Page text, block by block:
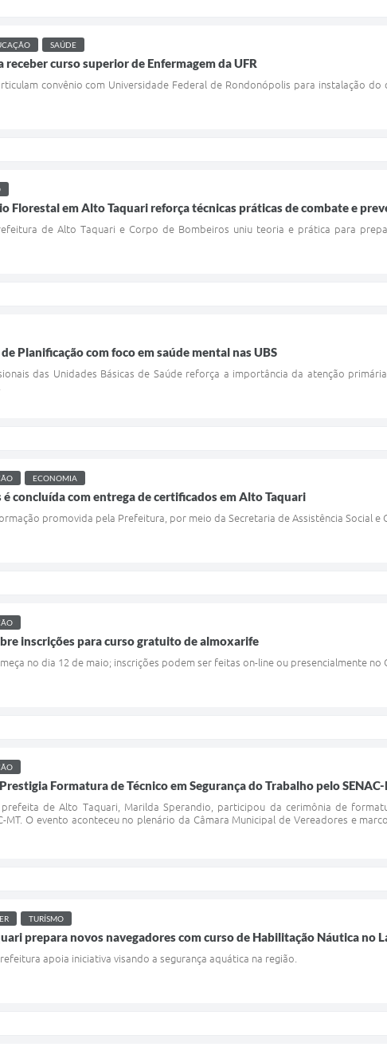
SAÚDE
curso superior de Enfermagem da UFR
convênio com Universidade Federal de Rondonópolis para instalação
Florestal em Alto Taquari reforça técnicas práticas de combate e
de Alto Taquari e Corpo de Bombeiros uniu teoria e prática para
Planificação com foco em saúde mental nas UBS
das Unidades Básicas de Saúde reforça a importância da atenção
ECONOMIA
concluída com entrega de certificados em Alto Taquari
promovida pela Prefeitura, por meio da Secretaria de Assistência Social e
inscrições para curso gratuito de almoxarife
no dia 12 de maio; inscrições podem ser feitas on-line ou presencialmente no
Formatura de Técnico em Segurança do Trabalho pelo
de Alto Taquari, Marilda Sperandio, participou da cerimônia de
MT. O evento aconteceu no plenário da Câmara Municipal de Vereadores e
TURÍSMO
prepara novos navegadores com curso de Habilitação Náutica no
apoia iniciativa visando a segurança aquática na região.